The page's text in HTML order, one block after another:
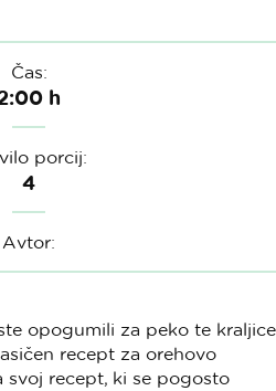
Čas:
h
porcij:
4
Avtor:
opogumili za peko te kraljice
recept za orehovo
svoj recept, ki se pogosto